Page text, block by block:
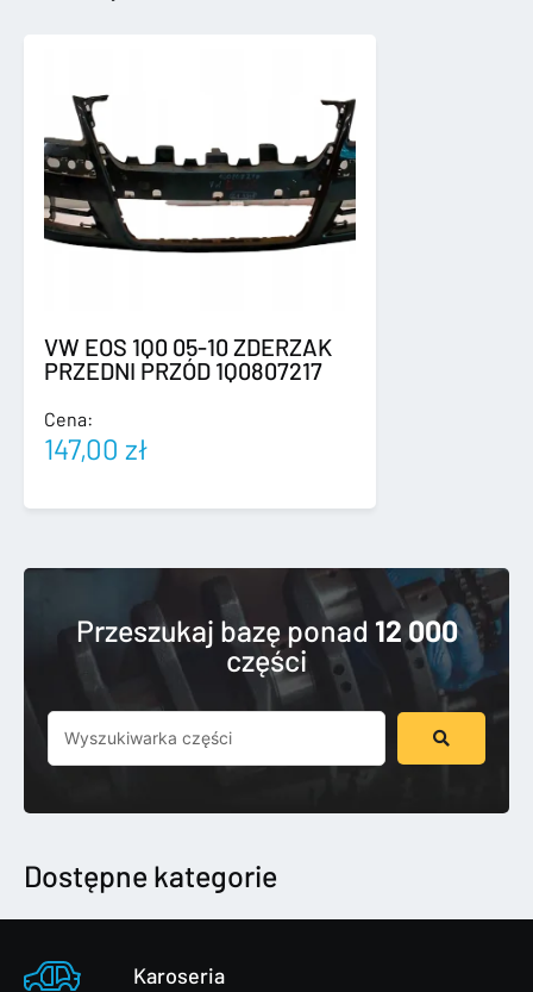
VW EOS 1Q0 05-10 ZDERZAK
PRZEDNI PRZÓD 1Q0807217
Cena:
147,00 zł
Przeszukaj bazę ponad 12 000
części
Szukaj
Dostępne kategorie
Karoseria